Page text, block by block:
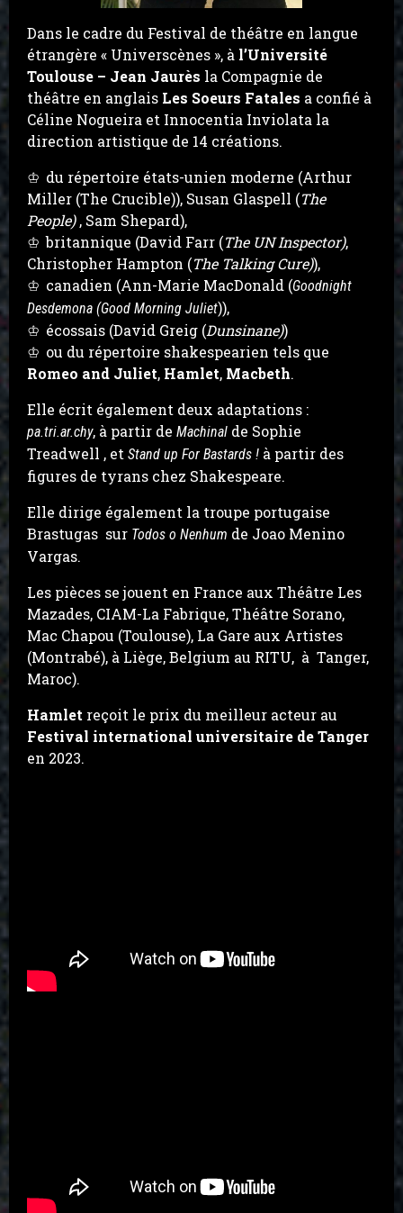
Dans le cadre du Festival de théâtre en langue
étrangère « Universcènes », à l’Université
Toulouse – Jean Jaurès la Compagnie de
théâtre en anglais Les Soeurs Fatales a confié à
Céline Nogueira et Innocentia Inviolata la
direction artistique de 14 créations.
du répertoire états-unien moderne (Arthur
Miller (The Crucible)), Susan Glaspell (The
People), Sam Shepard),
britannique (David Farr (The UN Inspector),
Christopher Hampton (The Talking Cure)),
canadien (Ann-Marie MacDonald (Goodnight
Desdemona (Good Morning Juliet)),
écossais (David Greig (Dunsinane))
ou du répertoire shakespearien tels que
Romeo and Juliet, Hamlet, Macbeth.
Elle écrit également deux adaptations :
pa.tri.ar.chy, à partir de Machinal de Sophie
Treadwell , et Stand up For Bastards ! à partir des
figures de tyrans chez Shakespeare.
Elle dirige également la troupe portugaise
Brastugas sur Todos o Nenhum de Joao Menino
Vargas.
Les pièces se jouent en France aux Théâtre Les
Mazades, CIAM-La Fabrique, Théâtre Sorano,
Mac Chapou (Toulouse), La Gare aux Artistes
(Montrabé), à Liège, Belgium au RITU, à Tanger,
Maroc).
Hamlet reçoit le prix du meilleur acteur au
Festival international universitaire de Tanger
en 2023.